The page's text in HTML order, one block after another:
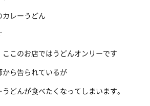
カレーうどん
このお店ではうどんオンリーです
から告られているが
どんが食べたくなってしまいます。